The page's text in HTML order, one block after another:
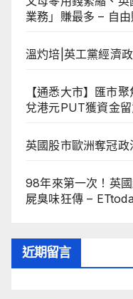
業務」賺最多 – 自
溫灼培|英工黨經濟
【通悉大市】匯市
兌港元PUT獲資金
英國股市歐洲奪冠
98年來第一次！英
屍臭味狂傳 –
近期留言